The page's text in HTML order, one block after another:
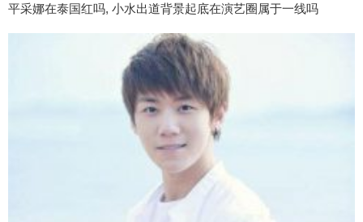
平采娜在泰国红吗, 小水出道背景起底在演艺圈属于一线吗